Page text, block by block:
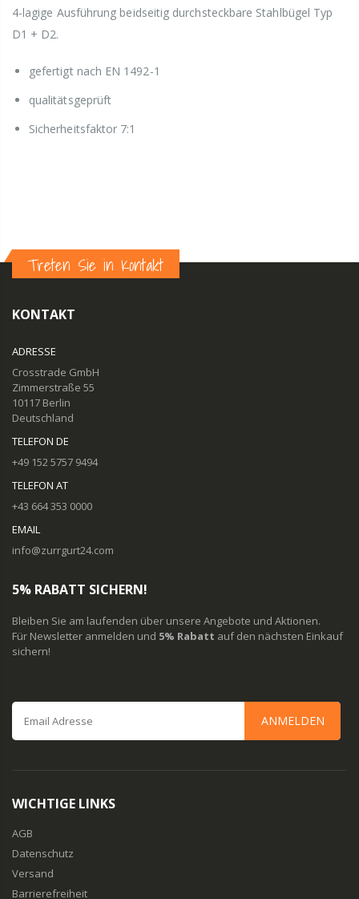
4-lagige Ausführung beidseitig durchsteckbare Stahlbügel Typ
D1 + D2.
gefertigt nach EN 1492-1
qualitätsgeprüft
Sicherheitsfaktor 7:1
Treten Sie in Kontakt
KONTAKT
ADRESSE
Crosstrade GmbH
Zimmerstraße 55
10117 Berlin
Deutschland
TELEFON DE
+49 152 5757 9494
TELEFON AT
+43 664 353 0000
EMAIL
info@zurrgurt24.com
5% RABATT SICHERN!
Bleiben Sie am laufenden über unsere Angebote und Aktionen.
Für Newsletter anmelden und 5% Rabatt auf den nächsten Einkauf
sichern!
ANMELDEN
WICHTIGE LINKS
AGB
Datenschutz
Versand
Barrierefreiheit